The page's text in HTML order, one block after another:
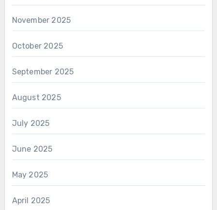
November 2025
October 2025
September 2025
August 2025
July 2025
June 2025
May 2025
April 2025